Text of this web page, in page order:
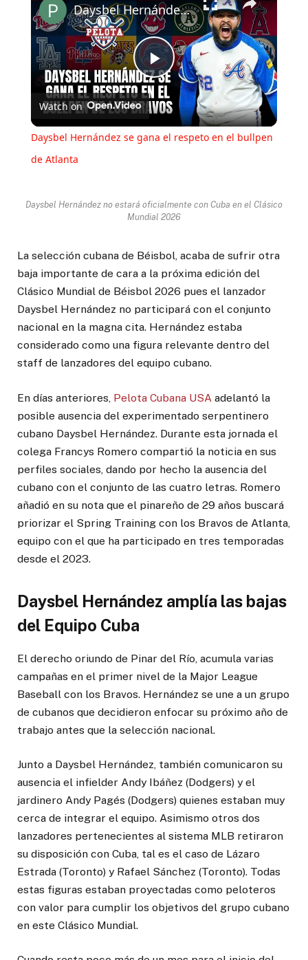
Play
Video
Daysbel Hernández se gana el respeto en el bullpen de Atlanta
Watch on
Daysbel Hernández se gana el respeto en el bullpen
de Atlanta
Daysbel Hernández no estará oficialmente con Cuba en el Clásico
Mundial 2026
La selección cubana de Béisbol, acaba de sufrir otra
baja importante de cara a la próxima edición del
Clásico Mundial de Béisbol 2026 pues el lanzador
Daysbel Hernández no participará con el conjunto
nacional en la magna cita. Hernández estaba
considerado como una figura relevante dentro del
staff de lanzadores del equipo cubano.
En días anteriores, Pelota Cubana USA adelantó la
posible ausencia del experimentado serpentinero
cubano Daysbel Hernández. Durante esta jornada el
colega Francys Romero compartió la noticia en sus
perfiles sociales, dando por hecho la ausencia del
cubano con el conjunto de las cuatro letras. Romero
añadió en su nota que el pinareño de 29 años buscará
priorizar el Spring Training con los Bravos de Atlanta,
equipo con el que ha participado en tres temporadas
desde el 2023.
Daysbel Hernández amplía las bajas
del Equipo Cuba
El derecho oriundo de Pinar del Río, acumula varias
campañas en el primer nivel de la Major League
Baseball con los Bravos. Hernández se une a un grupo
de cubanos que decidieron enfocar su próximo año de
trabajo antes que la selección nacional.
Junto a Daysbel Hernández, también comunicaron su
ausencia el infielder Andy Ibáñez (Dodgers) y el
jardinero Andy Pagés (Dodgers) quienes estaban muy
cerca de integrar el equipo. Asimismo otros dos
lanzadores pertenecientes al sistema MLB retiraron
su disposición con Cuba, tal es el caso de Lázaro
Estrada (Toronto) y Rafael Sánchez (Toronto). Todas
estas figuras estaban proyectadas como peloteros
con valor para cumplir los objetivos del grupo cubano
en este Clásico Mundial.